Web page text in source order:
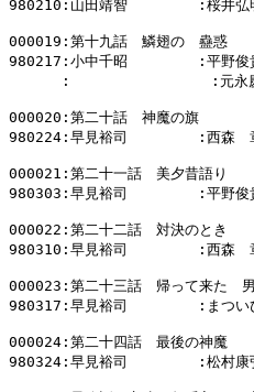
980210:山田靖智        :桜井
000019:第十九話　鱗翅の　蠱惑
980217:小中千昭        :平野
:                :元永
000020:第二十話　神魔の旗
980224:早見裕司        :西森
000021:第二十一話　美夕昔語り
980303:早見裕司        :平野
000022:第二十二話　対決のとき
980310:早見裕司        :西森
000023:第二十三話　帰って来た　
980317:早見裕司        :まつ
000024:第二十四話　最後の神魔
980324:早見裕司        :松村